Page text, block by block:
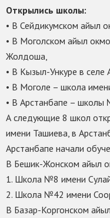
Открылись школы:
• В Сейдикумском айыл
• В Моголском айыл
Жолдоша,
• В Кызыл-Ункуре в селе
• В Моголе – школа
• В Арстанбапе –
А следующие 8 школ
имени Ташиева, в
Арстанбапе начали
В Бешик-Жонском айыл
1. Школа №8 имени
2. Школа №42 имени
В Базар-Коргонском